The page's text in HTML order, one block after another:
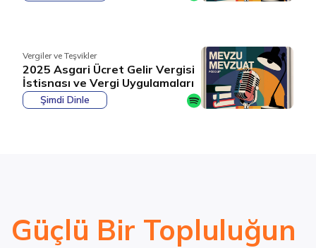
Vergiler ve Teşvikler
2025 Asgari Ücret Gelir Vergisi
İstisnası ve Vergi Uygulamaları
Şimdi Dinle
Güçlü Bir Topluluğun